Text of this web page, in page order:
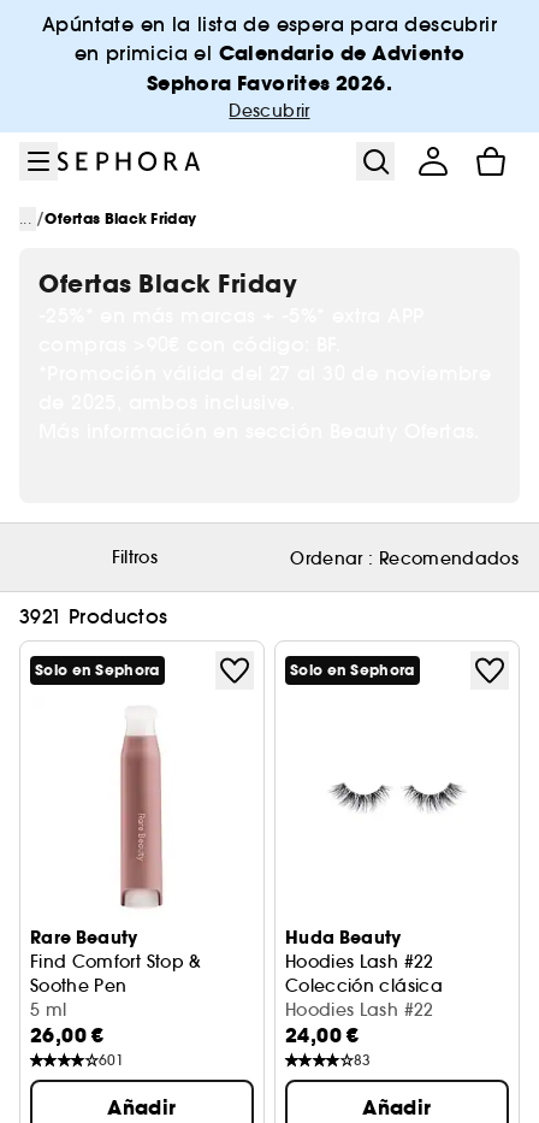
Ir al menú
Ir al contenido principal
Ir al pie de página
Apúntate en la lista de espera para descubrir
en primicia el Calendario de Adviento
Sephora Favorites 2026.
Descubrir
... /Ofertas Black Friday
Ofertas Black Friday
Filtros Ordenar : Recomendados
3921 Productos
Solo en Sephora
Rare Beauty
Find Comfort Stop &
Soothe Pen
Roll-on calmante con aceites esenciales
5 ml
26,00 €
601
Añadir
Solo en Sephora
Huda Beauty
Hoodies Lash #22
Colección clásica
Hoodies Lash #22
24,00 €
83
Añadir